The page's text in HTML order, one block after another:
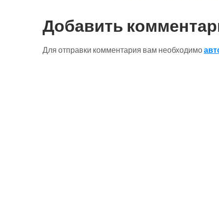
записям
Добавить
Для отправки комментария вам необходимо